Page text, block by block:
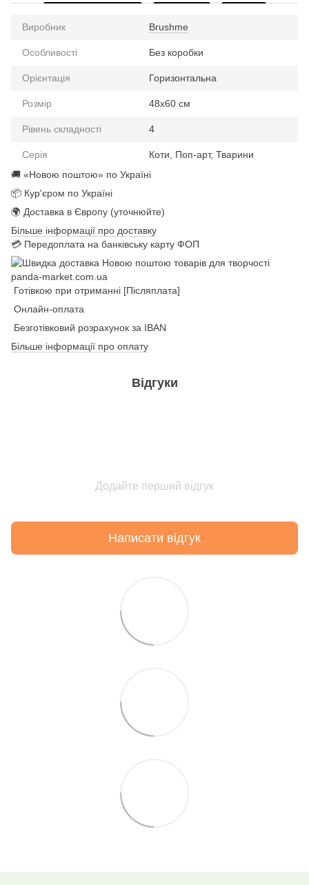
Виробник Brushme
Особливості Без коробки
Орієнтація Горизонтальна
Розмір 48x60 см
Рівень складності 4
Серія
Коти, Поп-арт, Тварини
🚚 «Новою поштою» по Україні
📦 Кур'єром по Україні
🌍 Доставка в Європу (уточнюйте)
Більше інформації про доставку
💳 Передоплата на банківську карту ФОП
Готівкою при отриманні [Післяплата]
Онлайн-оплата
Безготівковий розрахунок за IBAN
Більше інформації про оплату
Відгуки
Додайте перший відгук
Написати відгук